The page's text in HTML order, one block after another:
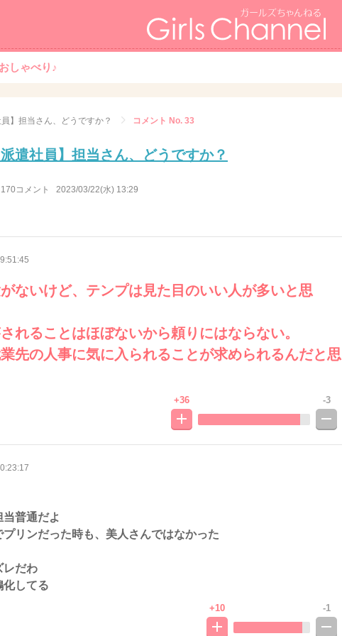
しゃべり♪
員】担当さん、どうですか？ コメント No. 33
派遣社員】担当さん、どうですか？
170コメント 2023/03/22(水) 13:29
ないけど、テンプは見た目のいい人が多いと思
れることはほぼないから頼りにはならない。
先の人事に気に入られることが求められるんだと思
+36 -3
普通だよ
プリンだった時も、美人さんではなかった
レだわ
化してる
+10 -1